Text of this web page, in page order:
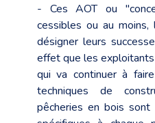
- Ces AOT ou
cessibles ou au
désigner leurs
effet que les
qui va continuer à
techniques de
pêcheries en bois